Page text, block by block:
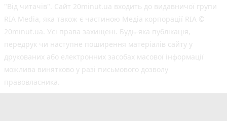
"Від читачів". Сайт 20minut.ua входить до видавничої групи
RIA Media, яка також є частиною Медіа корпорації RIA ©
20minut.ua. Усі права захищені. Будь-яка публiкацiя,
передрук чи наступне поширення матеріалів сайту у
друкованих або електронних засобах масової інформації
можлива винятково у разі письмового дозволу
правовласника.